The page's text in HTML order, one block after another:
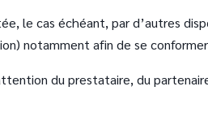
le cas échéant, par d’autres
notamment afin de se
du prestataire, du